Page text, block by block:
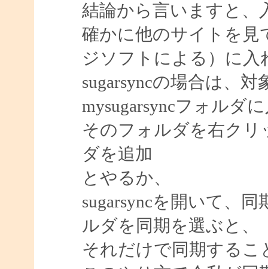
結論から言いますと、
確かに他のサイトを見
ジソフトによる）に
sugarsyncの場合は、
mysugarsyncフォルダ
そのフォルダを右クリ
ダを追加
とやるか、
sugarsyncを開いて、
ルダを同期を選ぶと、
それだけで同期するこ